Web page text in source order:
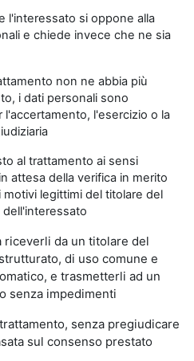
l'interessato si oppone alla
e chiede invece che ne sia
non ne abbia più
i dati personali sono
l'esercizio o la
al trattamento ai sensi
attesa della verifica in merito
legittimi del titolare del
riceverli da un titolare del
di uso comune e
e trasmetterli ad un
senza impedimenti
senza pregiudicare
sul consenso prestato